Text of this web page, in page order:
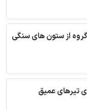
از ستون های سنگی
تیرهای عمیق